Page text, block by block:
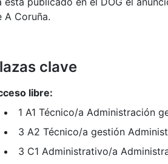
A Coruña.
clave
libre:
1 A1 Técnico/a Administración
3 A2 Técnico/a gestión
3 C1 Administrativo/a